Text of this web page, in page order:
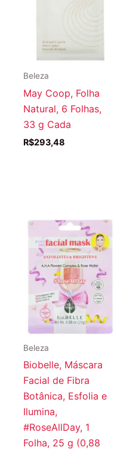
Beleza
May Coop, Folha
Natural, 6 Folhas,
33 g Cada
R$293,48
Beleza
Biobelle, Máscara
Facial de Fibra
Botânica, Esfolia e
Ilumina,
#RoseAllDay, 1
Folha, 25 g (0,88